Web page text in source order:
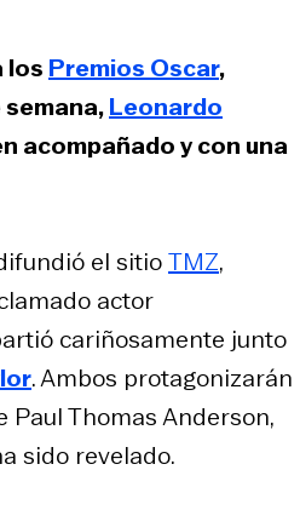
los Premios Oscar,
Leonardo
acompañado y con una
el sitioTMZ,
actor
cariñosamente junto
. Ambos protagonizarán
Paul Thomas Anderson,
sido revelado.